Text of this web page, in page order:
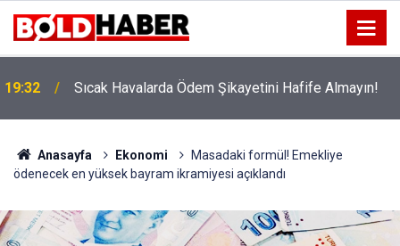
19:32 Sıcak Havalarda Ödem Şikayetini Hafife Almayın!
Anasayfa Ekonomi
Masadaki formül! Emekliye
ödenecek en yüksek bayram ikramiyesi açıklandı